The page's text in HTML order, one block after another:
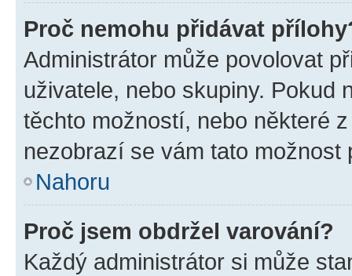
Proč nemohu přidávat
Administrátor může povolovat
uživatele, nebo skupiny. Pokud
těchto možností, nebo některé
nezobrazí se vám tato
Nahoru
Proč jsem obdržel varování?
Každý administrátor si může